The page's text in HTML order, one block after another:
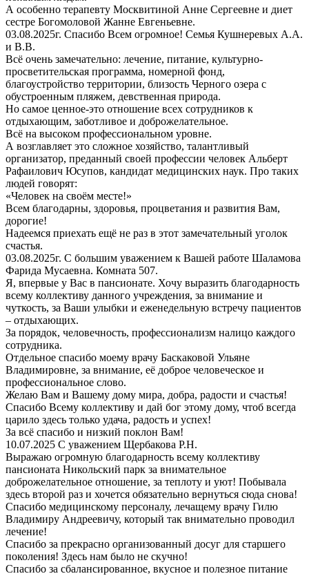
А особенно терапевту Москвитиной Анне Сергеевне и диет
сестре Богомоловой Жанне Евгеньевне.
03.08.2025г. Спасибо Всем огромное! Семья Кушнеревых А.А.
и В.В.
Всё очень замечательно: лечение, питание, культурно-
просветительская программа, номерной фонд,
благоустройство территории, близость Черного озера с
обустроенным пляжем, девственная природа.
Но самое ценное-это отношение всех сотрудников к
отдыхающим, заботливое и доброжелательное.
Всё на высоком профессиональном уровне.
А возглавляет это сложное хозяйство, талантливый
организатор, преданный своей профессии человек Альберт
Рафаилович Юсупов, кандидат медицинских наук. Про таких
людей говорят:
«Человек на своём месте!»
Всем благодарны, здоровья, процветания и развития Вам,
дорогие!
Надеемся приехать ещё не раз в этот замечательный уголок
счастья.
03.08.2025г. С большим уважением к Вашей работе Шаламова
Фарида Мусаевна. Комната 507.
Я, впервые у Вас в пансионате. Хочу выразить благодарность
всему коллективу данного учреждения, за внимание и
чуткость, за Ваши улыбки и еженедельную встречу пациентов
– отдыхающих.
За порядок, человечность, профессионализм налицо каждого
сотрудника.
Отдельное спасибо моему врачу Баскаковой Ульяне
Владимировне, за внимание, её доброе человеческое и
профессиональное слово.
Желаю Вам и Вашему дому мира, добра, радости и счастья!
Спасибо Всему коллективу и дай бог этому дому, чтоб всегда
царило здесь только удача, радость и успех!
За всё спасибо и низкий поклон Вам!
10.07.2025 С уважением Щербакова Р.Н.
Выражаю огромную благодарность всему коллективу
пансионата Никольский парк за внимательное
доброжелательное отношение, за теплоту и уют! Побывала
здесь второй раз и хочется обязательно вернуться сюда снова!
Спасибо медицинскому персоналу, лечащему врачу Гилю
Владимиру Андреевичу, который так внимательно проводил
лечение!
Спасибо за прекрасно организованный досуг для старшего
поколения! Здесь нам было не скучно!
Спасибо за сбалансированное, вкусное и полезное питание